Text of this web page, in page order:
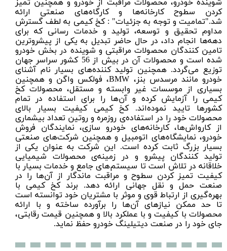
شوینده خودرو، محصولات مراقبت از خودرو و همچنین تمیز
کردن سطوح کارخانه‌ها و کارگاه‌های صنعتی ارائه
شد."تمامیت و توجه به جزئیات" : کخ کیمی به لطف گسترش
مداوم تحقیق و توسعه، تولید و خدمات رسانی که برای
دهه‌ها انجام داد، در حال حاضر تبدیل به یکی از پیشرو‌ترین
تامین کنندگان محصولات مراقبتی و شوینده در بخش خودرو
شده است و محصولات آن در بیش از 56 کشور سراسر جهان
توزیع می‌گردد. همچنین تولید کننده‌های بسیار نام آشنای
خودرو مانند مرسدس بنز، BMW، فولکس واگن و همچنین
بسیاری از موسسات غیر وابسته و مستقل، محصولات کخ
کیمی را آزمایش کرده و آن‌ها را برای استفاده در تمام
کشور‌ها تایید نموده‌اند. کخ کیمی کیفیت بسیار بالای
محصولات خود را در استفاده‌ی روزمره و روتین تعداد بیشماری
از کارواش‌ها، کارخانه‌های خودرو‌ سازی، نمایندگان فروش
خودرو، نمایشگاه‌های اتومبیل و همچنین شرکت‌های صنعتی
بسیار بزرگ ثابت کرده است. این شرکت به عنوان یکی از
تولید کنندگان پیشرو و در زمینه‌ی محصولات شیمیایی
خلاقانه در تلاش است تا سیستم‌های جامع و خدمات بسیار با
کیفیت تمیز کردن سطوح و مراقبت ماندگار از آن‌ها را در
صنعت حمل و نقل جهانی ارائه دهد. برند کخ کیمی با
بهره‌گیری از ارتباط قوی و موثر با مشتریان خود توانسته است
تا حد ممکن نیازهای آن‌ها را برآورده ساخته و با ارائه
محصولات با کیفیت و با عملکرد بالا و همچنین قیمت رقابتی،
جای خود را در صنعت دیتیلینگ خودرو حفظ نماید.